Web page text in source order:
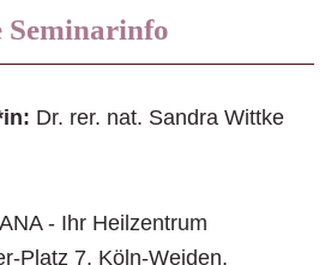
Seminarinfo
Dr. rer. nat. Sandra Wittke
- Ihr Heilzentrum
Platz 7, Köln-Weiden,